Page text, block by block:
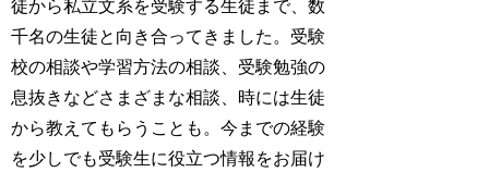
徒から私立文系を受験する生徒まで、数
千名の生徒と向き合ってきました。受験
校の相談や学習方法の相談、受験勉強の
息抜きなどさまざまな相談、時には生徒
から教えてもらうことも。今までの経験
を少しでも受験生に役立つ情報をお届け